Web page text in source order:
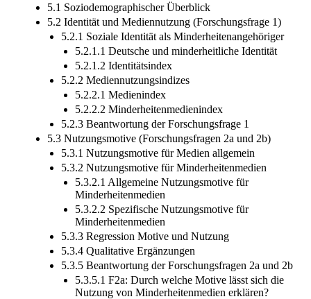
5.1 Soziodemographischer Überblick
5.2 Identität und Mediennutzung (Forschungsfrage 1)
5.2.1 Soziale Identität als Minderheitenangehöriger
5.2.1.1 Deutsche und minderheitliche Identität
5.2.1.2 Identitätsindex
5.2.2 Mediennutzungsindizes
5.2.2.1 Medienindex
5.2.2.2 Minderheitenmedienindex
5.2.3 Beantwortung der Forschungsfrage 1
5.3 Nutzungsmotive (Forschungsfragen 2a und 2b)
5.3.1 Nutzungsmotive für Medien allgemein
5.3.2 Nutzungsmotive für Minderheitenmedien
5.3.2.1 Allgemeine Nutzungsmotive für
Minderheitenmedien
5.3.2.2 Spezifische Nutzungsmotive für
Minderheitenmedien
5.3.3 Regression Motive und Nutzung
5.3.4 Qualitative Ergänzungen
5.3.5 Beantwortung der Forschungsfragen 2a und 2b
5.3.5.1 F2a: Durch welche Motive lässt sich die
Nutzung von Minderheitenmedien erklären?